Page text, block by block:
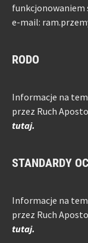
e-mail:
RODO
Informacje na
przez Ruch
tutaj.
STANDARDY
Informacje na
przez Ruch
tutaj.